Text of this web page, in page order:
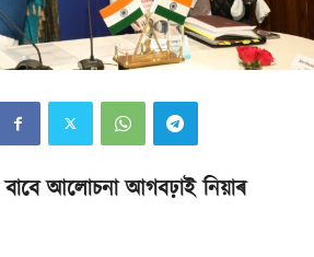
বাবে আলোচনা আগবঢ়াই নিয়াৰ